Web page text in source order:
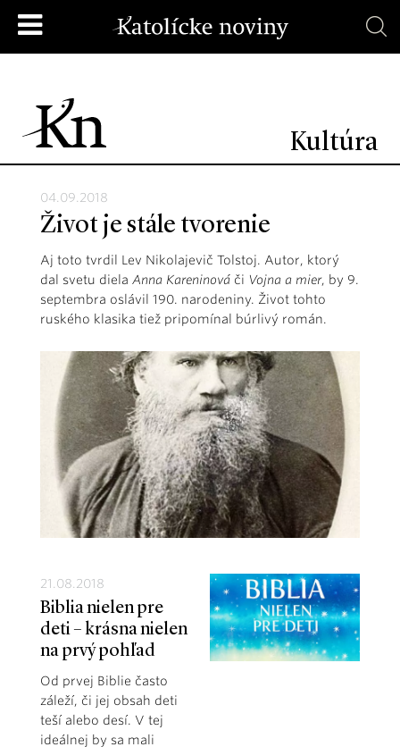
Kultúra
04.09.2018
Život je stále tvorenie
Aj toto tvrdil Lev Nikolajevič Tolstoj. Autor, ktorý
dal svetu diela Anna Kareninová či Vojna a mier, by 9.
septembra oslávil 190. narodeniny. Život tohto
ruského klasika tiež pripomínal búrlivý román.
21.08.2018
Biblia nielen pre
deti – krásna nielen
na prvý pohľad
Od prvej Biblie často
záleží, či jej obsah deti
teší alebo desí. V tej
ideálnej by sa mali